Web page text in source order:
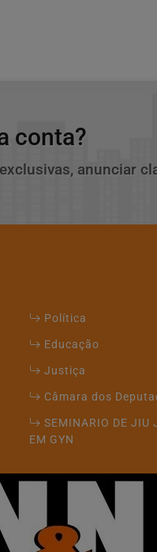
conta?
anunciar
Política
Educação
Justiça
Câmara dos
SEMINARIO DE JIU
EM GYN
reservados
para melhorar sua